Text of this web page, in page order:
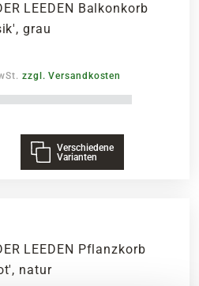
LEEDEN Balkonkorb
grau
zzgl. Versandkosten
Verschiedene
Varianten
LEEDEN Pflanzkorb
natur